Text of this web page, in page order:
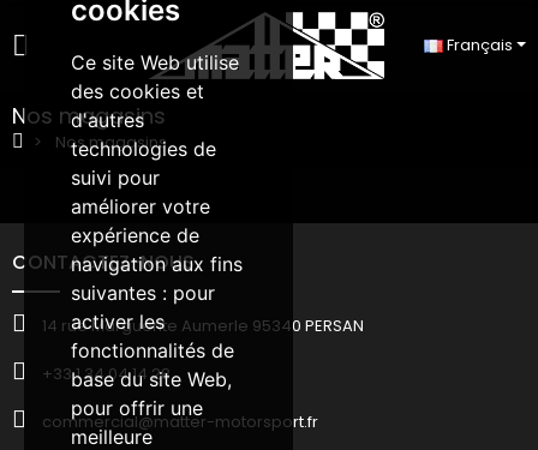
cookies
Ce site Web utilise
des cookies et
d'autres
technologies de
suivi pour
améliorer votre
expérience de
navigation aux fins
suivantes : pour
activer les
fonctionnalités de
base du site Web,
pour offrir une
meilleure
Français
Nos magasins
Nos magasins
CONTACTEZ-NOUS
14 rue Marguerite Aumerle 95340 PERSAN
+33 1 34 04 14 28
commercial@matter-motorsport.fr